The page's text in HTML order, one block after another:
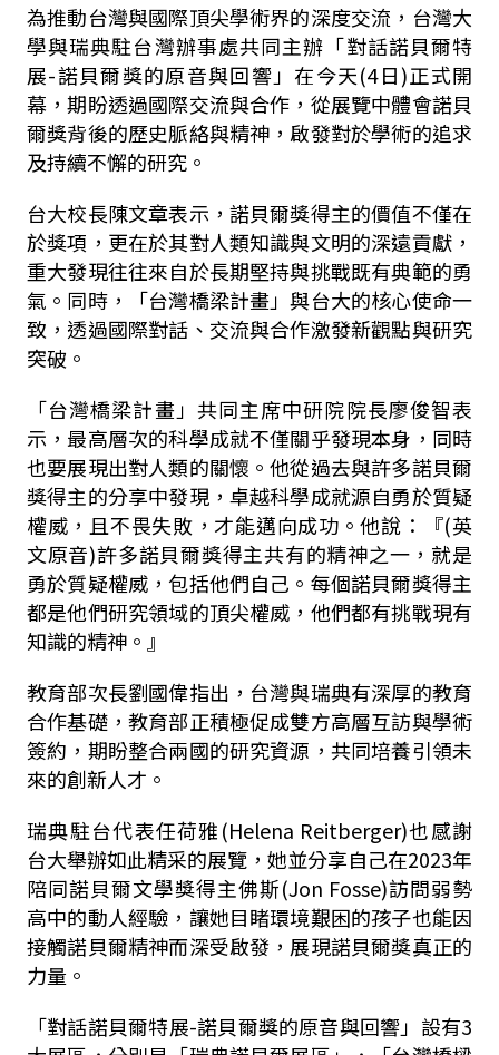
為推動台灣與國際頂尖學術界的深度交流，台灣大
學與瑞典駐台灣辦事處共同主辦「對話諾貝爾特
展-諾貝爾獎的原音與回響」在今天(4日)正式開
幕，期盼透過國際交流與合作，從展覽中體會諾貝
爾獎背後的歷史脈絡與精神，啟發對於學術的追求
及持續不懈的研究。
台大校長陳文章表示，諾貝爾獎得主的價值不僅在
於獎項，更在於其對人類知識與文明的深遠貢獻，
重大發現往往來自於長期堅持與挑戰既有典範的勇
氣。同時，「台灣橋梁計畫」與台大的核心使命一
致，透過國際對話、交流與合作激發新觀點與研究
突破。
「台灣橋梁計畫」共同主席中研院院長廖俊智表
示，最高層次的科學成就不僅關乎發現本身，同時
也要展現出對人類的關懷。他從過去與許多諾貝爾
獎得主的分享中發現，卓越科學成就源自勇於質疑
權威，且不畏失敗，才能邁向成功。他說：『(英
文原音)許多諾貝爾獎得主共有的精神之一，就是
勇於質疑權威，包括他們自己。每個諾貝爾獎得主
都是他們研究領域的頂尖權威，他們都有挑戰現有
知識的精神。』
教育部次長劉國偉指出，台灣與瑞典有深厚的教育
合作基礎，教育部正積極促成雙方高層互訪與學術
簽約，期盼整合兩國的研究資源，共同培養引領未
來的創新人才。
瑞典駐台代表任荷雅(Helena Reitberger)也感謝
台大舉辦如此精采的展覽，她並分享自己在2023年
陪同諾貝爾文學獎得主佛斯(Jon Fosse)訪問弱勢
高中的動人經驗，讓她目睹環境艱困的孩子也能因
接觸諾貝爾精神而深受啟發，展現諾貝爾獎真正的
力量。
「對話諾貝爾特展-諾貝爾獎的原音與回響」設有3